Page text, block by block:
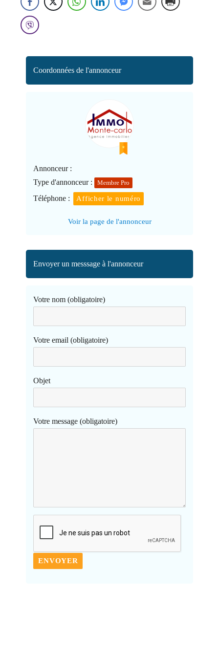
Coordonnées de l'annonceur
Annonceur :
Type d'annonceur :
Membre Pro
Téléphone : Afficher le numéro
Voir la page de l'annonceur
Envoyer un messsage à l'annonceur
Votre nom (obligatoire)
Votre email (obligatoire)
Objet
Votre message (obligatoire)